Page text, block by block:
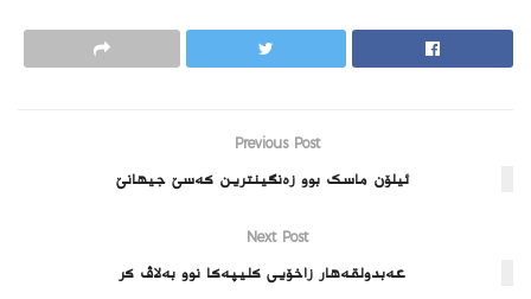
Previous Post
ئیلۆن ماسک بوو زەنگینترین کەسێ جیھانێ
Next Post
عەبدولقەھار زاخۆیی کلیپەکا نوو بەلاڤ کر